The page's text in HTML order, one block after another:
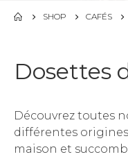
SHOP CAFÉS
Dosettes
Découvrez toutes
différentes
maison et